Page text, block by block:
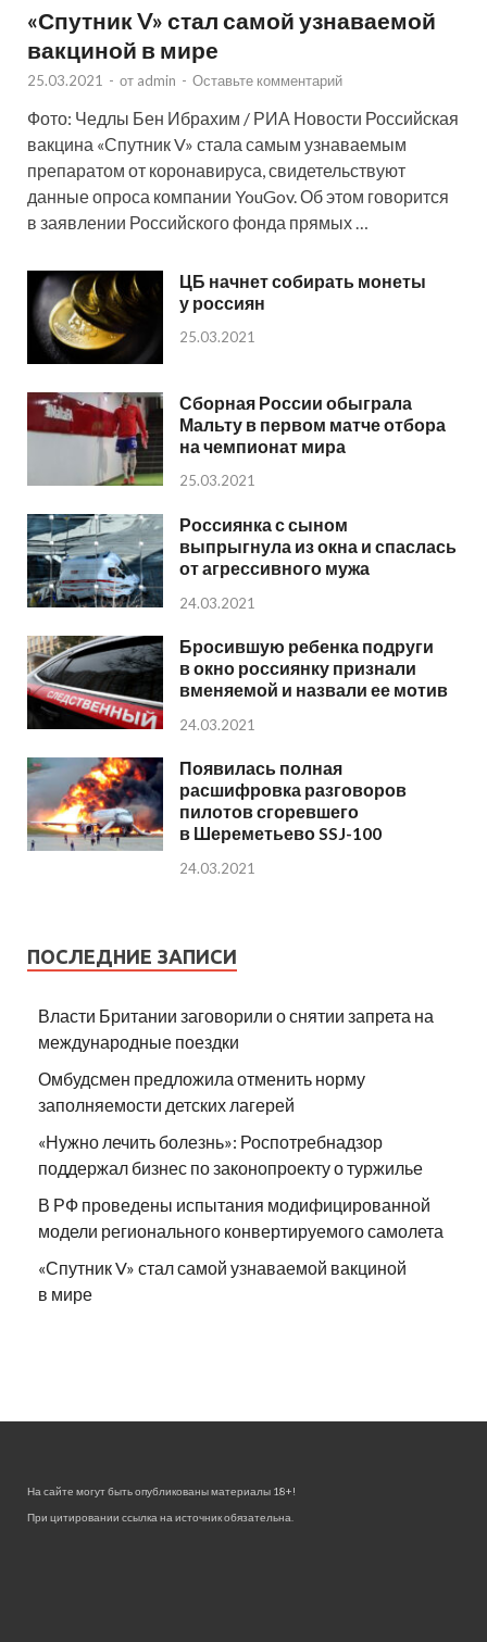
«Спутник V» стал самой узнаваемой
вакциной в мире
25.03.2021 - от admin - Оставьте комментарий
Фото: Чедлы Бен Ибрахим / РИА Новости Российская
вакцина «Спутник V» стала самым узнаваемым
препаратом от коронавируса, свидетельствуют
данные опроса компании YouGov. Об этом говорится
в заявлении Российского фонда прямых …
ЦБ начнет собирать монеты
у россиян
25.03.2021
Сборная России обыграла
Мальту в первом матче отбора
на чемпионат мира
25.03.2021
Россиянка с сыном
выпрыгнула из окна и спаслась
от агрессивного мужа
24.03.2021
Бросившую ребенка подруги
в окно россиянку признали
вменяемой и назвали ее мотив
24.03.2021
Появилась полная
расшифровка разговоров
пилотов сгоревшего
в Шереметьево SSJ-100
24.03.2021
ПОСЛЕДНИЕ ЗАПИСИ
Власти Британии заговорили о снятии запрета на
международные поездки
Омбудсмен предложила отменить норму
заполняемости детских лагерей
«Нужно лечить болезнь»: Роспотребнадзор
поддержал бизнес по законопроекту о туржилье
В РФ проведены испытания модифицированной
модели регионального конвертируемого самолета
«Спутник V» стал самой узнаваемой вакциной
в мире
На сайте могут быть опубликованы материалы 18+!
При цитировании ссылка на источник обязательна.